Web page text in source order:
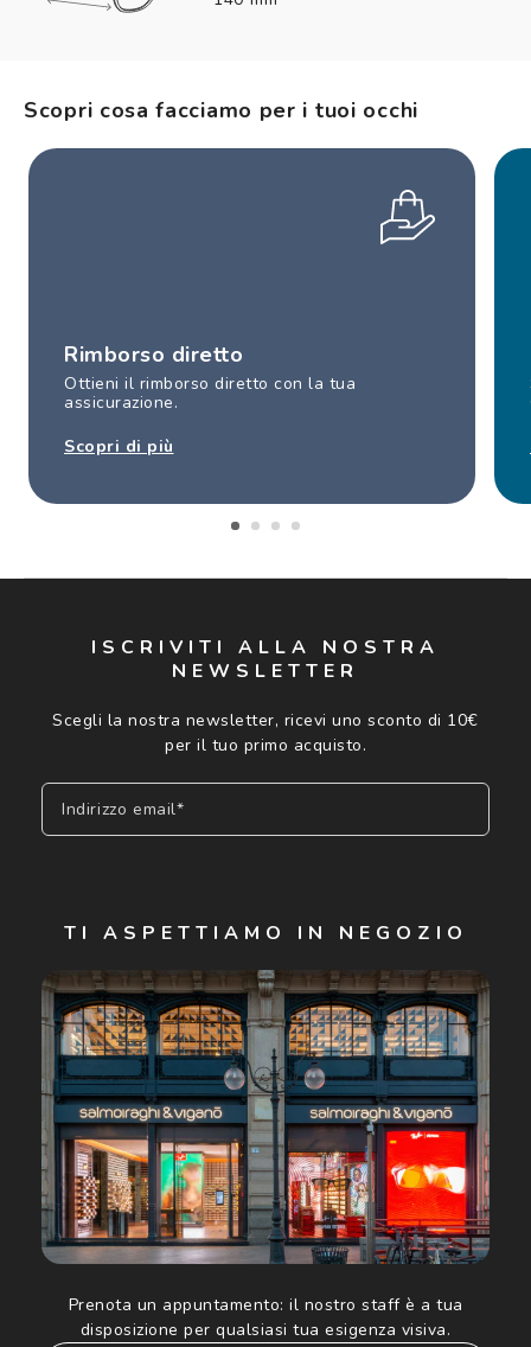
Scopri cosa facciamo per i tuoi occhi
Rimborso diretto
Ottieni il rimborso diretto con la tua
assicurazione.
Scopri di più
ISCRIVITI ALLA NOSTRA
NEWSLETTER
Scegli la nostra newsletter, ricevi uno sconto di 10€
per il tuo primo acquisto.
Indirizzo email*
Cliccando su "Iscriviti", confermo di avere più di 16 anni e
acconsento all'utilizzo dei miei Dati Personali da parte di
Luxottica Group S.p.A. per l'invio di offerte speciali, novità
ed altre comunicazioni di carattere pubblicitario (consultare
Informativa sulla privacyper ulteriori informazioni).
TI ASPETTIAMO IN NEGOZIO
Prenota un appuntamento: il nostro staff è a tua
disposizione per qualsiasi tua esigenza visiva.